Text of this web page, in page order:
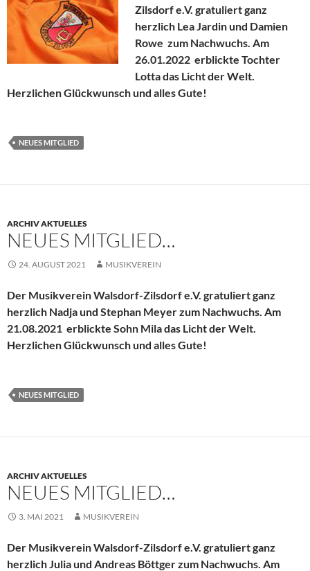
Zilsdorf e.V. gratuliert ganz
herzlich Lea Jardin und Damien
Rowe zum Nachwuchs. Am
26.01.2022 erblickte Tochter
Lotta das Licht der Welt.
Herzlichen Glückwunsch und alles Gute!
NEUES MITGLIED
ARCHIV AKTUELLES
NEUES MITGLIED…
24. AUGUST 2021 MUSIKVEREIN
Der Musikverein Walsdorf-Zilsdorf e.V. gratuliert ganz
herzlich Nadja und Stephan Meyer zum Nachwuchs. Am
21.08.2021 erblickte Sohn Mila das Licht der Welt.
Herzlichen Glückwunsch und alles Gute!
NEUES MITGLIED
ARCHIV AKTUELLES
NEUES MITGLIED…
3. MAI 2021 MUSIKVEREIN
Der Musikverein Walsdorf-Zilsdorf e.V. gratuliert ganz
herzlich Julia und Andreas Böttger zum Nachwuchs. Am